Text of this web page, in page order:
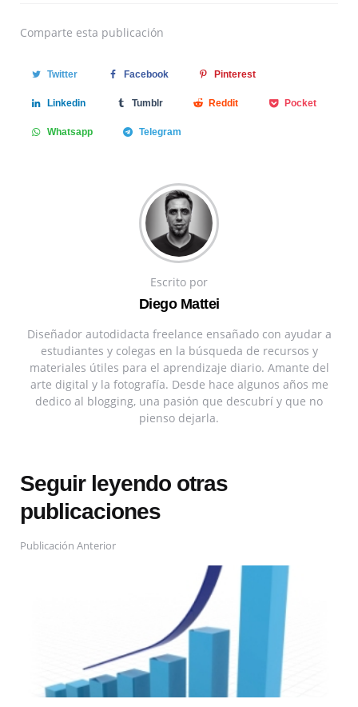
Comparte esta publicación
Twitter Facebook Pinterest
Linkedin Tumblr Reddit Pocket
Whatsapp Telegram
Escrito por
Diego Mattei
Diseñador autodidacta freelance ensañado con ayudar a
estudiantes y colegas en la búsqueda de recursos y
materiales útiles para el aprendizaje diario. Amante del
arte digital y la fotografía. Desde hace algunos años me
dedico al blogging, una pasión que descubrí y que no
pienso dejarla.
Seguir leyendo otras
publicaciones
Publicación Anterior